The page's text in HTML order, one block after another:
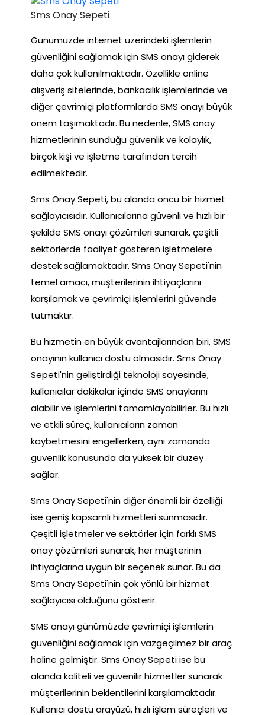
Sms Onay Sepeti
Günümüzde internet üzerindeki işlemlerin
güvenliğini sağlamak için SMS onayı giderek
daha çok kullanılmaktadır. Özellikle online
alışveriş sitelerinde, bankacılık işlemlerinde ve
diğer çevrimiçi platformlarda SMS onayı büyük
önem taşımaktadır. Bu nedenle, SMS onay
hizmetlerinin sunduğu güvenlik ve kolaylık,
birçok kişi ve işletme tarafından tercih
edilmektedir.
Sms Onay Sepeti, bu alanda öncü bir hizmet
sağlayıcısıdır. Kullanıcılarına güvenli ve hızlı bir
şekilde SMS onayı çözümleri sunarak, çeşitli
sektörlerde faaliyet gösteren işletmelere
destek sağlamaktadır. Sms Onay Sepeti'nin
temel amacı, müşterilerinin ihtiyaçlarını
karşılamak ve çevrimiçi işlemlerini güvende
tutmaktır.
Bu hizmetin en büyük avantajlarından biri, SMS
onayının kullanıcı dostu olmasıdır. Sms Onay
Sepeti'nin geliştirdiği teknoloji sayesinde,
kullanıcılar dakikalar içinde SMS onaylarını
alabilir ve işlemlerini tamamlayabilirler. Bu hızlı
ve etkili süreç, kullanıcıların zaman
kaybetmesini engellerken, aynı zamanda
güvenlik konusunda da yüksek bir düzey
sağlar.
Sms Onay Sepeti'nin diğer önemli bir özelliği
ise geniş kapsamlı hizmetleri sunmasıdır.
Çeşitli işletmeler ve sektörler için farklı SMS
onay çözümleri sunarak, her müşterinin
ihtiyaçlarına uygun bir seçenek sunar. Bu da
Sms Onay Sepeti'nin çok yönlü bir hizmet
sağlayıcısı olduğunu gösterir.
SMS onayı günümüzde çevrimiçi işlemlerin
güvenliğini sağlamak için vazgeçilmez bir araç
haline gelmiştir. Sms Onay Sepeti ise bu
alanda kaliteli ve güvenilir hizmetler sunarak
müşterilerinin beklentilerini karşılamaktadır.
Kullanıcı dostu arayüzü, hızlı işlem süreçleri ve